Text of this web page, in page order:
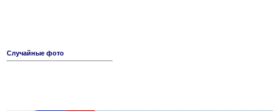
Случайные фото